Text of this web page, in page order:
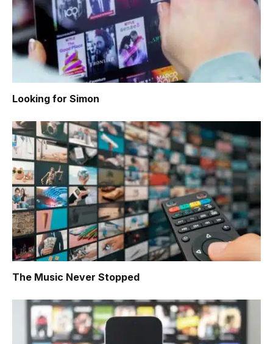
Looking for Simon
The Music Never Stopped